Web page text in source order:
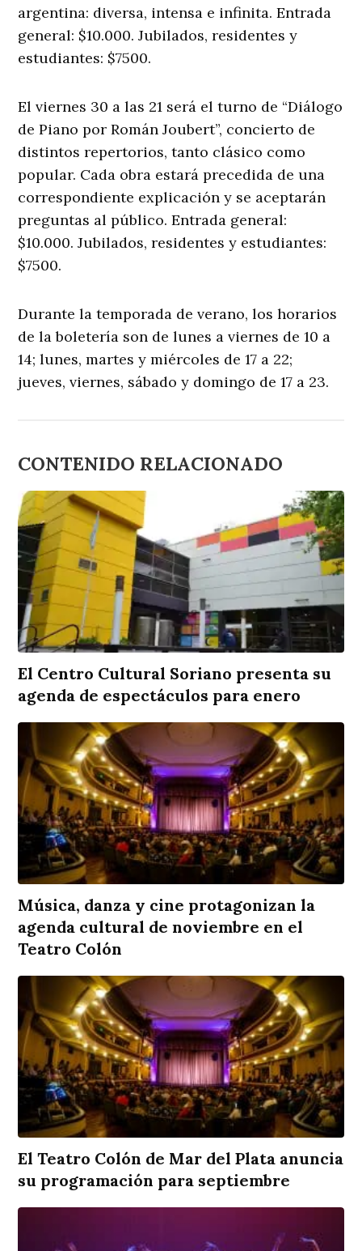
argentina: diversa, intensa e infinita. Entrada
general: $10.000. Jubilados, residentes y
estudiantes: $7500.
El viernes 30 a las 21 será el turno de “Diálogo
de Piano por Román Joubert”, concierto de
distintos repertorios, tanto clásico como
popular. Cada obra estará precedida de una
correspondiente explicación y se aceptarán
preguntas al público. Entrada general:
$10.000. Jubilados, residentes y estudiantes:
$7500.
Durante la temporada de verano, los horarios
de la boletería son de lunes a viernes de 10 a
14; lunes, martes y miércoles de 17 a 22;
jueves, viernes, sábado y domingo de 17 a 23.
CONTENIDO RELACIONADO
El Centro Cultural Soriano presenta su
agenda de espectáculos para enero
Música, danza y cine protagonizan la
agenda cultural de noviembre en el
Teatro Colón
El Teatro Colón de Mar del Plata anuncia
su programación para septiembre